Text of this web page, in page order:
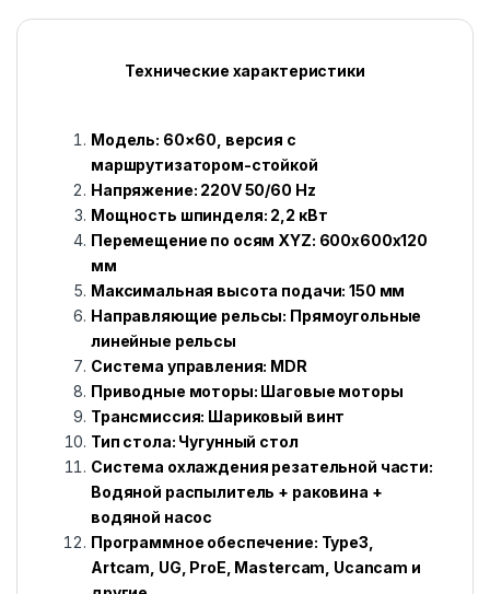
Технические характеристики
Модель: 60×60, версия с
маршрутизатором-стойкой
Напряжение: 220V 50/60 Hz
Мощность шпинделя: 2,2 кВт
Перемещение по осям XYZ: 600x600x120
мм
Максимальная высота подачи: 150 мм
Направляющие рельсы: Прямоугольные
линейные рельсы
Система управления: MDR
Приводные моторы: Шаговые моторы
Трансмиссия: Шариковый винт
Тип стола: Чугунный стол
Система охлаждения резательной части:
Водяной распылитель + раковина +
водяной насос
Программное обеспечение: Type3,
Artcam, UG, ProE, Mastercam, Ucancam и